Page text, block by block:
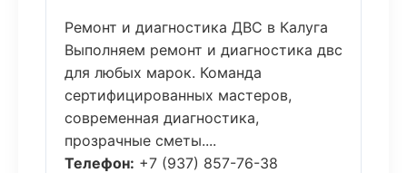
Ремонт и диагностика ДВС в Калуга
Выполняем ремонт и диагностика двс
для любых марок. Команда
сертифицированных мастеров,
современная диагностика,
прозрачные сметы....
Телефон: +7 (937) 857-76-38